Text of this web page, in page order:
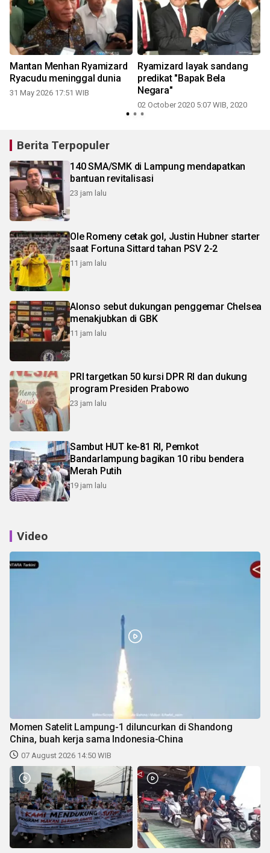
Mantan Menhan Ryamizard
Ryacudu meninggal dunia
31 May 2026 17:51 WIB
Ryamizard layak sandang
predikat "Bapak Bela
Negara"
02 October 2020 5:07 WIB, 2020
Berita Terpopuler
140 SMA/SMK di Lampung mendapatkan
bantuan revitalisasi
23 jam lalu
Ole Romeny cetak gol, Justin Hubner starter
saat Fortuna Sittard tahan PSV 2-2
11 jam lalu
Alonso sebut dukungan penggemar Chelsea
menakjubkan di GBK
11 jam lalu
PRI targetkan 50 kursi DPR RI dan dukung
program Presiden Prabowo
23 jam lalu
Sambut HUT ke-81 RI, Pemkot
Bandarlampung bagikan 10 ribu bendera
Merah Putih
19 jam lalu
Video
Momen Satelit Lampung-1 diluncurkan di Shandong
China, buah kerja sama Indonesia-China
07 August 2026 14:50 WIB